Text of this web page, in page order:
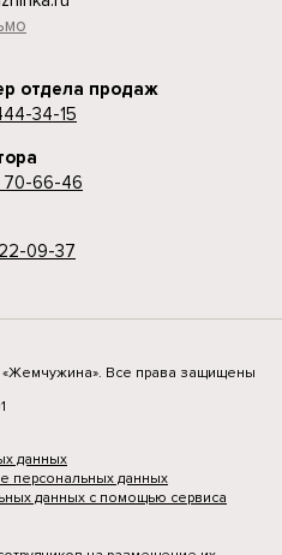
отдела продаж
34-15
70-66-46
09-37
Все права защищены
данных
персональных данных
данных с помощью сервиса